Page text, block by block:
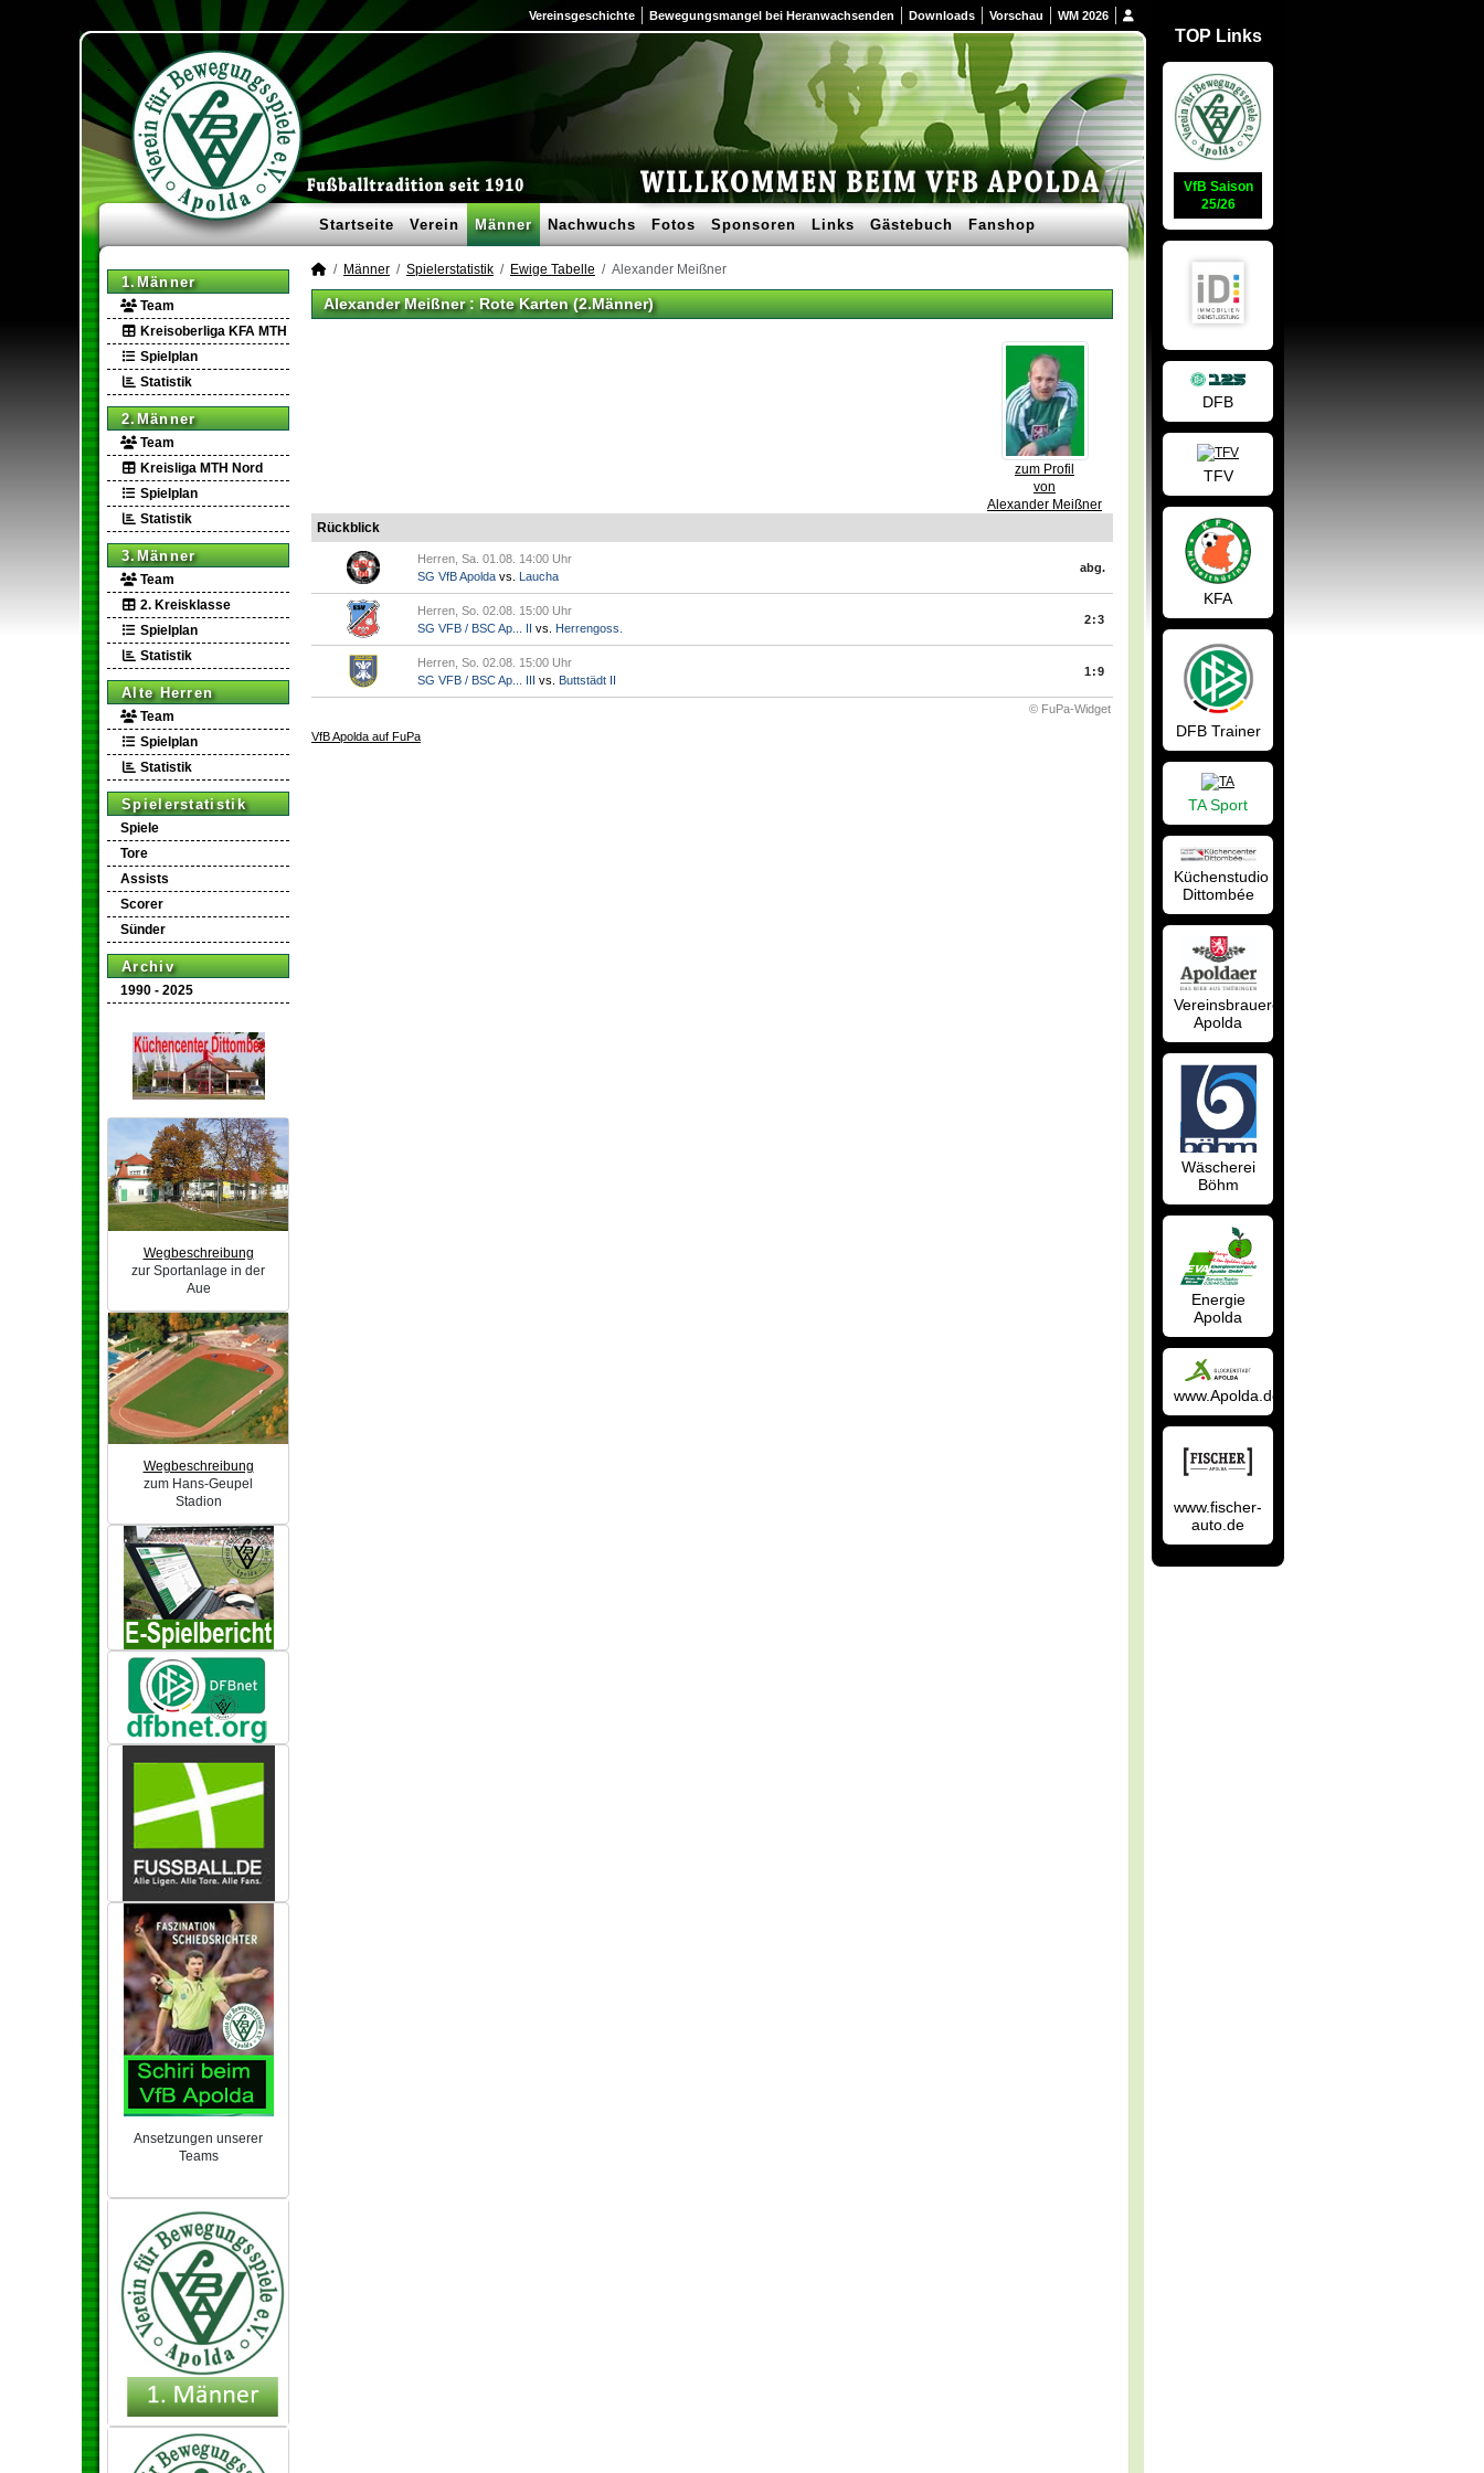
Vereinsgeschichte Bewegungsmangel bei Heranwachsenden Downloads Vorschau WM 2026
Startseite Verein Männer Nachwuchs Fotos Sponsoren Links Gästebuch Fanshop
1.Männer
Team
Kreisoberliga KFA MTH
Spielplan
Statistik
2.Männer
Team
Kreisliga MTH Nord
Spielplan
Statistik
3.Männer
Team
2. Kreisklasse
Spielplan
Statistik
Alte Herren
Team
Spielplan
Statistik
Spielerstatistik
Spiele
Tore
Assists
Scorer
Sünder
Archiv
1990 - 2025
Wegbeschreibung
zur Sportanlage in der
Aue
Wegbeschreibung
zum Hans-Geupel
Stadion
Ansetzungen unserer
Teams
Männer Spielerstatistik Ewige Tabelle Alexander Meißner
Alexander Meißner : Rote Karten (2.Männer)
zum Profil
von
Alexander Meißner
Rückblick
Herren, Sa. 01.08. 14:00 Uhr
SG VfB Apolda vs. Laucha
abg.
Herren, So. 02.08. 15:00 Uhr
SG VFB / BSC Ap... II vs. Herrengoss.
2:3
Herren, So. 02.08. 15:00 Uhr
SG VFB / BSC Ap... III vs. Buttstädt II
1:9
© FuPa-Widget
VfB Apolda auf FuPa
TOP Links
VfB Saison
25/26
DFB
TFV
KFA
DFB Trainer
TA Sport
Küchenstudio
Dittombée
Vereinsbrauerei
Apolda
Wäscherei
Böhm
Energie
Apolda
www.Apolda.de
www.fischer-
auto.de